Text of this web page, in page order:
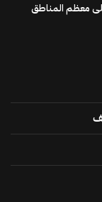
معظم المناطق